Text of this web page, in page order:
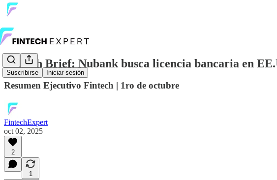
Suscribirse Iniciar sesión
Fintech Brief: Nubank busca licencia bancaria en
Resumen Ejecutivo Fintech | 1ro de octubre
FintechExpert
oct 02, 2025
2
1